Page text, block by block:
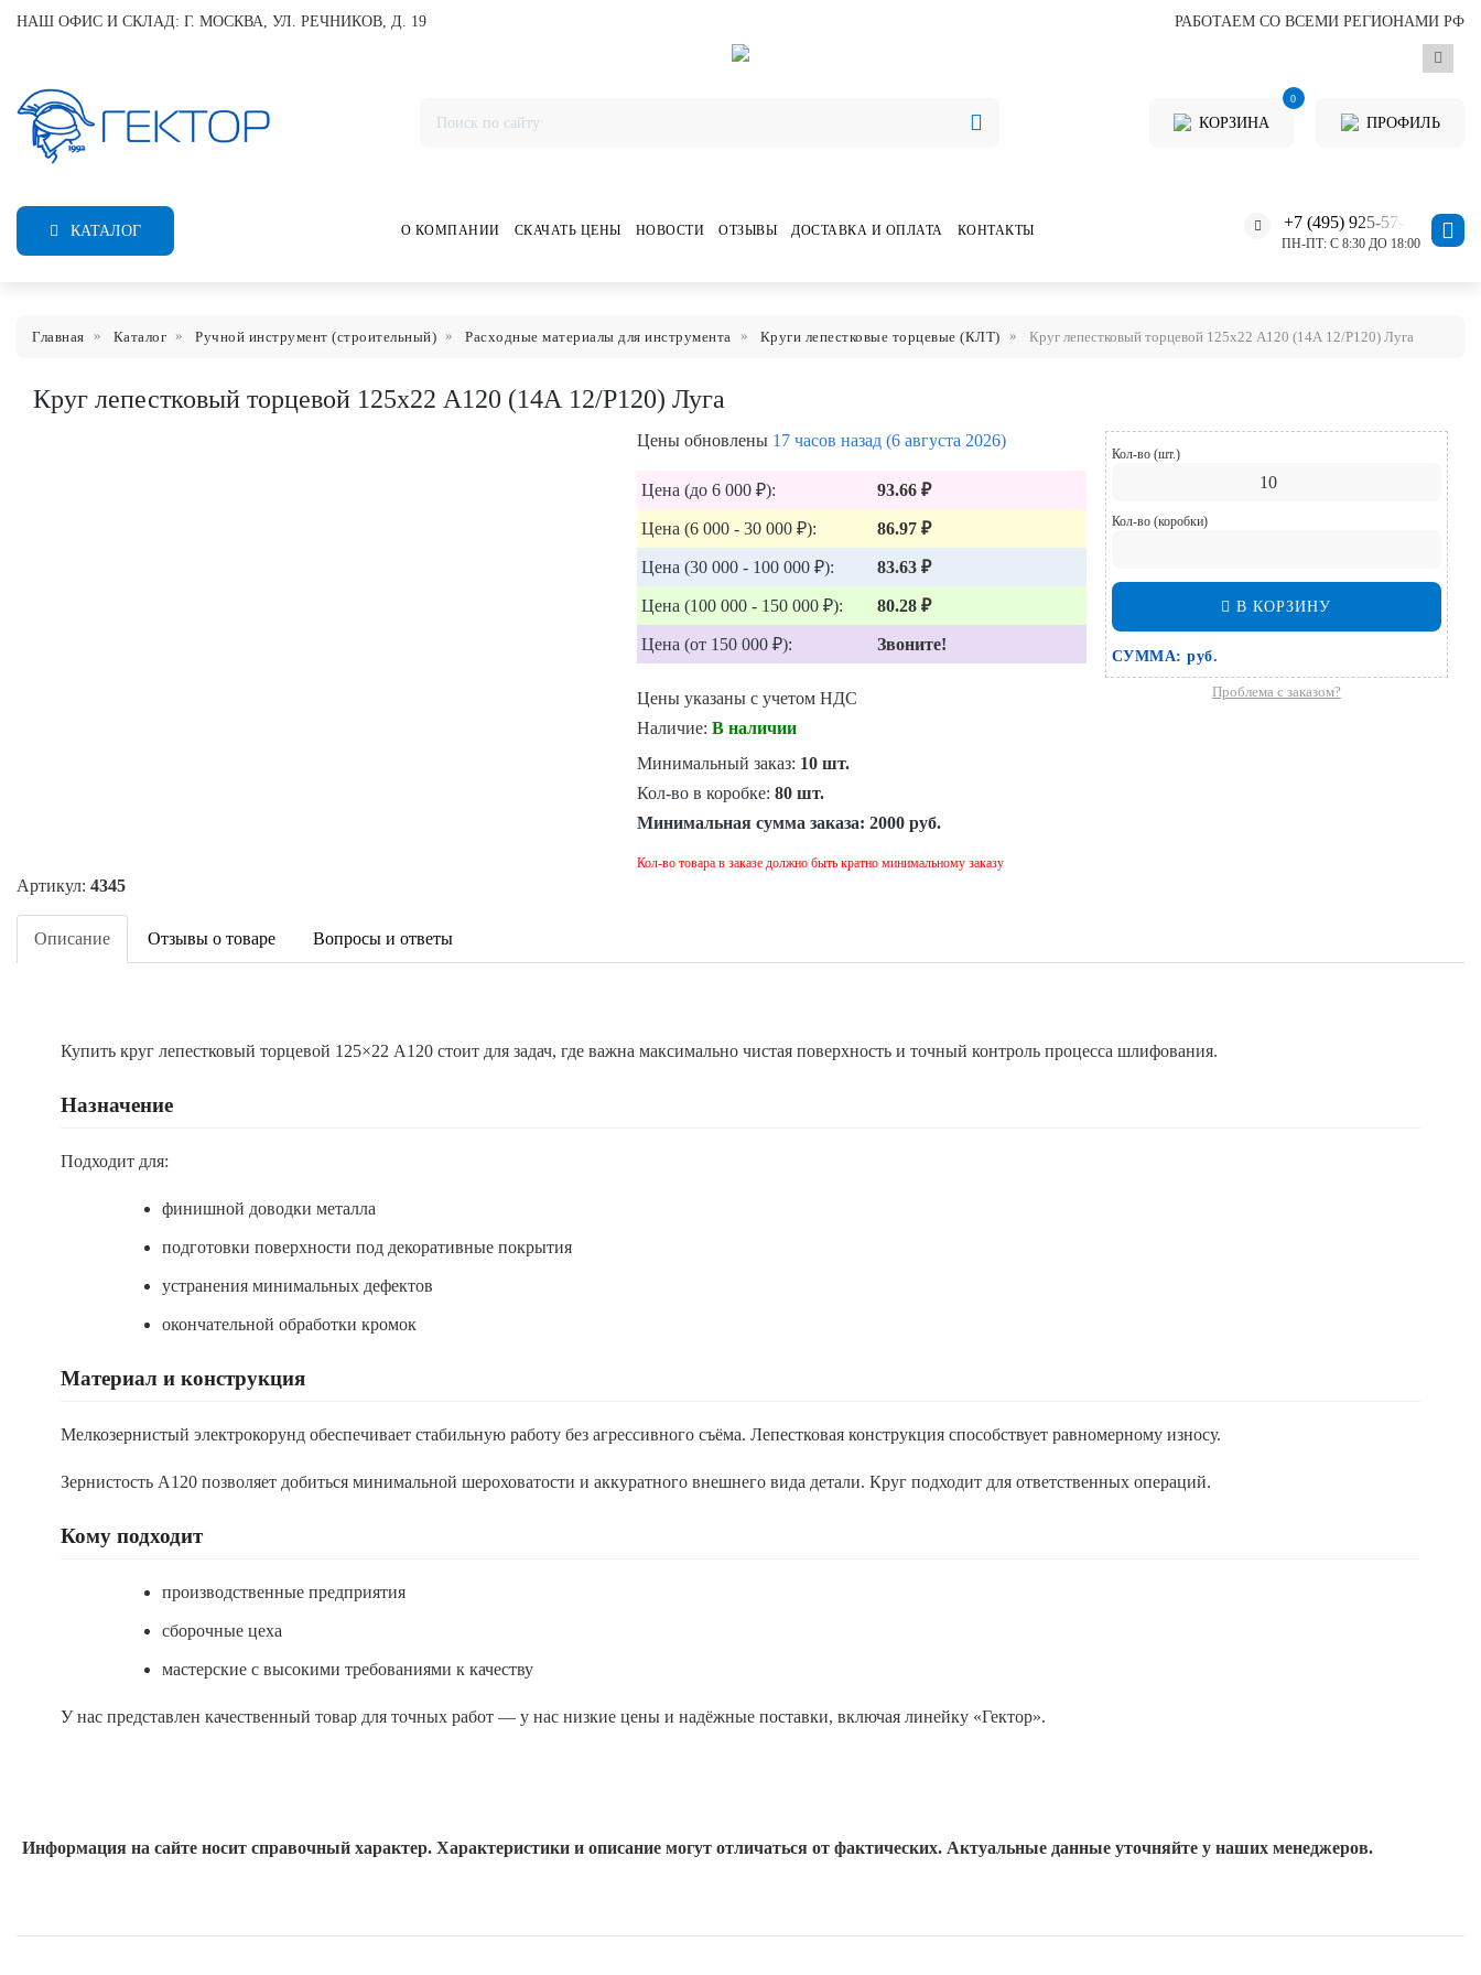
НАШ ОФИС И СКЛАД: Г. МОСКВА, УЛ. РЕЧНИКОВ, Д. 19 РАБОТАЕМ СО ВСЕМИ РЕГИОНАМИ РФ
КОРЗИНА
0
ПРОФИЛЬ
КАТАЛОГ О КОМПАНИИ СКАЧАТЬ ЦЕНЫ НОВОСТИ ОТЗЫВЫ ДОСТАВКА И ОПЛАТА КОНТАКТЫ +7 (495) 925-57-11
ПН-ПТ: С 8:30 ДО 18:00
Главная Каталог Ручной инструмент (строительный) Расходные материалы для инструмента Круги лепестковые торцевые (КЛТ) Круг лепестковый торцевой 125х22 А120 (14А 12/Р120) Луга
Круг лепестковый торцевой 125х22 А120 (14А 12/Р120) Луга
Цены обновлены 17 часов назад (6 августа 2026)
Цена (до 6 000 ₽): 93.66 ₽
Цена (6 000 - 30 000 ₽): 86.97 ₽
Цена (30 000 - 100 000 ₽): 83.63 ₽
Цена (100 000 - 150 000 ₽): 80.28 ₽
Цена (от 150 000 ₽): Звоните!
Цены указаны с учетом НДС
Наличие: В наличии
Минимальный заказ: 10 шт.
Кол-во в коробке: 80 шт.
Минимальная сумма заказа: 2000 руб.
Кол-во товара в заказе должно быть кратно минимальному заказу
Кол-во (шт.)
Кол-во (коробки)
В КОРЗИНУ
СУММА: руб.
Проблема с заказом?
Артикул: 4345
Описание Отзывы о товаре Вопросы и ответы
Купить круг лепестковый торцевой 125×22 A120 стоит для задач, где важна максимально чистая поверхность и точный контроль процесса шлифования.
Назначение
Подходит для:
финишной доводки металла
подготовки поверхности под декоративные покрытия
устранения минимальных дефектов
окончательной обработки кромок
Материал и конструкция
Мелкозернистый электрокорунд обеспечивает стабильную работу без агрессивного съёма. Лепестковая конструкция способствует равномерному износу.
Зернистость A120 позволяет добиться минимальной шероховатости и аккуратного внешнего вида детали. Круг подходит для ответственных операций.
Кому подходит
производственные предприятия
сборочные цеха
мастерские с высокими требованиями к качеству
У нас представлен качественный товар для точных работ — у нас низкие цены и надёжные поставки, включая линейку «Гектор».
Информация на сайте носит справочный характер. Характеристики и описание могут отличаться от фактических. Актуальные данные уточняйте у наших менеджеров.